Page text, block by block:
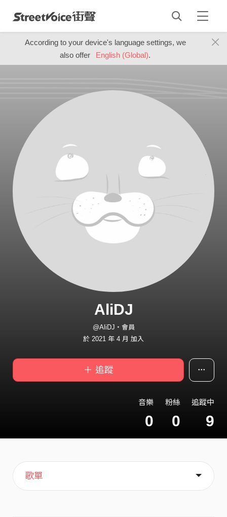
According to your device's language settings, we
also offer
English (Global).
AliDJ
@AliDJ・會員
於 2021 年 4 月 加入
＋ 追蹤
音樂
0
粉絲
0
追蹤中
9
主頁
歌單
喜歡
關於